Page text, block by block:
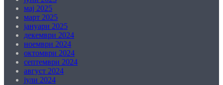
мај 2025
март 2025
јануари 2025
декември 2024
ноември 2024
октомври 2024
септември 2024
август 2024
јули 2024